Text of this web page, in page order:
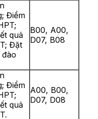
Điểm
quả
Đặt
đào
B00, A00,
D07, B08
Điểm
quả
A00, B00,
D07, D08